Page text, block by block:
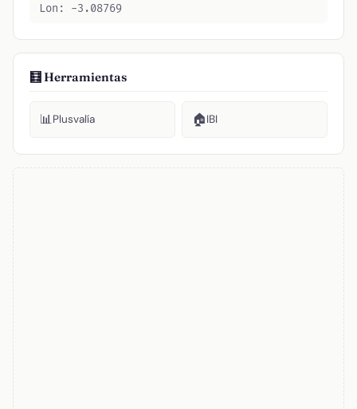
Lon: -3.08769
🧮 Herramientas
📊Plusvalía 🏠IBI